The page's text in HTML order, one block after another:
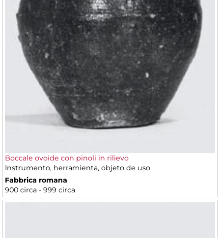
Boccale ovoide con pinoli in rilievo
Instrumento, herramienta, objeto de uso
Fabbrica romana
900 circa - 999 circa